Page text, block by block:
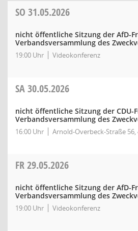
SO 31.05.2026
nicht öffentliche Sitzung der AfD-
Verbandsversammlung des
19:00 Uhr Videokonferenz
SA30.05.2026
nicht öffentliche Sitzung der CDU-
Verbandsversammlung des
16:00 Uhr Arnold-Overbeck-Straße 56,
FR29.05.2026
nicht öffentliche Sitzung der AfD-
Verbandsversammlung des
19:00 Uhr Videokonferenz